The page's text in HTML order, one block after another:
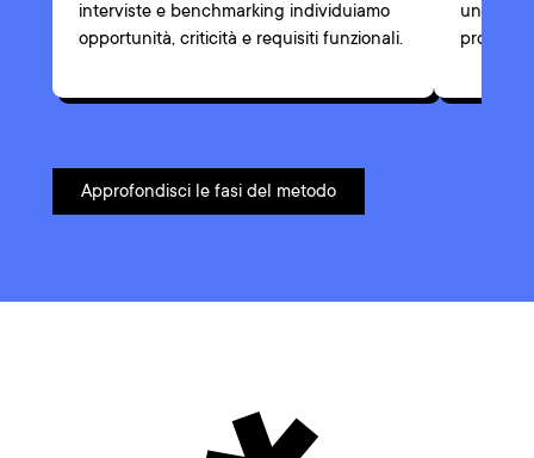
interviste e benchmarking individuiamo
opportunità, criticità e requisiti funzionali.
una
progetto
Approfondisci le fasi del metodo